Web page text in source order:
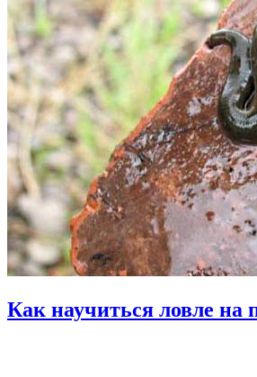
Как научиться ловле на